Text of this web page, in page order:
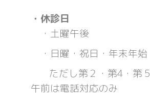
・休診日
・土曜午後
・日曜・祝日・年末年始
ただし第２・第4・第
午前は電話対応のみ